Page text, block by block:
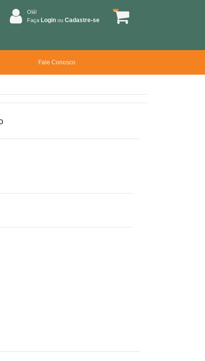
Olá!
Faça Login ou Cadastre-se
Fale Conosco